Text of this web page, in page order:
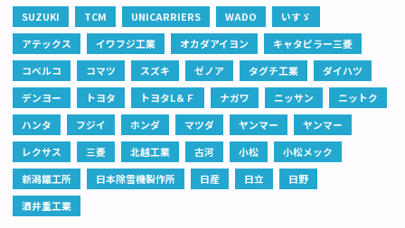
SUZUKI
TCM UNICARRIERS WADO
いすゞ
アテックス
イワフジ工業 オカダアイヨン
キャタピラー三菱
コベルコ
コマツ スズキ ゼノア タグチ工業
ダイハツ
デンヨー
トヨタ トヨタL＆Ｆ ナガワ ニッサン
ニットク
ハンタ
フジイ ホンダ マツダ ヤンマー
ヤンマー
レクサス
三菱 北越工業 古河 小松
小松メック
新潟鐵工所
日本除雪機製作所 日産 日立
日野
酒井重工業